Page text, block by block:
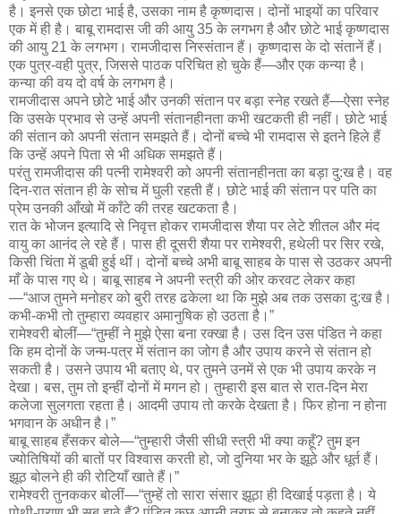
है। इनसे एक छोटा भाई है, उसका नाम है कृष्णदास। दोनों भाइयों का परिवार
एक में ही है। बाबू रामदास जी की आयु 35 के लगभग है और छोटे भाई कृष्णदास
की आयु 21 के लगभग। रामजीदास निस्संतान हैं। कृष्णदास के दो संतानें हैं।
एक पुत्र-वही पुत्र, जिससे पाठक परिचित हो चुके हैं—और एक कन्या है।
कन्या की वय दो वर्ष के लगभग है।
रामजीदास अपने छोटे भाई और उनकी संतान पर बड़ा स्नेह रखते हैं—ऐसा स्नेह
कि उसके प्रभाव से उन्हें अपनी संतानहीनता कभी खटकती ही नहीं। छोटे भाई
की संतान को अपनी संतान समझते हैं। दोनों बच्चे भी रामदास से इतने हिले हैं
कि उन्हें अपने पिता से भी अधिक समझते हैं।
परंतु रामजीदास की पत्नी रामेश्वरी को अपनी संतानहीनता का बड़ा दु:ख है। वह
दिन-रात संतान ही के सोच में घुली रहती हैं। छोटे भाई की संतान पर पति का
प्रेम उनकी आँखो में काँटे की तरह खटकता है।
रात के भोजन इत्यादि से निवृत्त होकर रामजीदास शैया पर लेटे शीतल और मंद
वायु का आनंद ले रहे हैं। पास ही दूसरी शैया पर रामेश्वरी, हथेली पर सिर रखे,
किसी चिंता में डूबी हुई थीं। दोनों बच्चे अभी बाबू साहब के पास से उठकर अपनी
माँ के पास गए थे। बाबू साहब ने अपनी स्त्री की ओर करवट लेकर कहा
—“आज तुमने मनोहर को बुरी तरह ढकेला था कि मुझे अब तक उसका दु:ख है।
कभी-कभी तो तुम्हारा व्यवहार अमानुषिक हो उठता है।”
रामेश्वरी बोलीं—“तुम्हीं ने मुझे ऐसा बना रक्खा है। उस दिन उस पंडित ने कहा
कि हम दोनों के जन्म-पत्र में संतान का जोग है और उपाय करने से संतान हो
सकती है। उसने उपाय भी बताए थे, पर तुमने उनमें से एक भी उपाय करके न
देखा। बस, तुम तो इन्हीं दोनों में मगन हो। तुम्हारी इस बात से रात-दिन मेरा
कलेजा सुलगता रहता है। आदमी उपाय तो करके देखता है। फिर होना न होना
भगवान के अधीन है।”
बाबू साहब हँसकर बोले—“तुम्हारी जैसी सीधी स्त्री भी क्या कहूँ? तुम इन
ज्योतिषियों की बातों पर विश्वास करती हो, जो दुनिया भर के झूठे और धूर्त हैं।
झूठ बोलने ही की रोटियाँ खाते हैं।”
रामेश्वरी तुनककर बोलीं—“तुम्हें तो सारा संसार झूठा ही दिखाई पड़ता है। ये